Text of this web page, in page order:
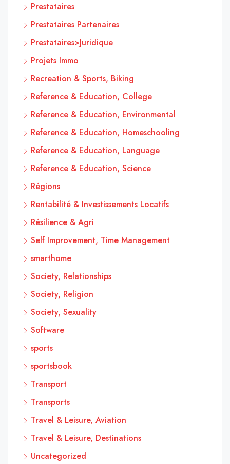
Prestataires
Prestataires Partenaires
Prestataires>Juridique
Projets Immo
Recreation & Sports, Biking
Reference & Education, College
Reference & Education, Environmental
Reference & Education, Homeschooling
Reference & Education, Language
Reference & Education, Science
Régions
Rentabilité & Investissements Locatifs
Résilience & Agri
Self Improvement, Time Management
smarthome
Society, Relationships
Society, Religion
Society, Sexuality
Software
sports
sportsbook
Transport
Transports
Travel & Leisure, Aviation
Travel & Leisure, Destinations
Uncategorized